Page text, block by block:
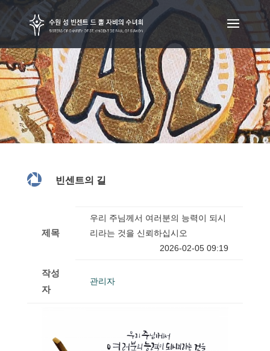
빈센트의 길 아카이브
 빈센트의 길
제목
우리 주님께서 여러분의 능력이 되시
리라는 것을 신뢰하십시오
2026-02-05 09:19
작성
자
관리자